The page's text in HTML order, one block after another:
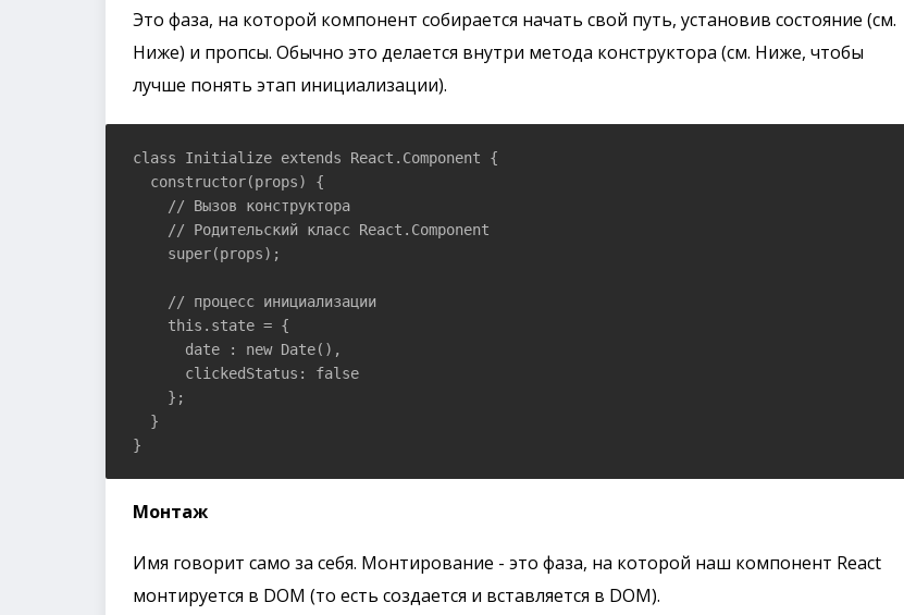
Это фаза, на которой компонент собирается начать свой путь, установив состояние (см.
Ниже) и пропсы. Обычно это делается внутри метода конструктора (см. Ниже, чтобы
лучше понять этап инициализации).
class Initialize extends React.Component {
  constructor(props) {
    // Вызов конструктора
    // Родительский класс React.Component
    super(props);
    // процесс инициализации
    this.state = {
      date : new Date(),
      clickedStatus: false
    };
  }
}
Монтаж
Имя говорит само за себя. Монтирование - это фаза, на которой наш компонент React
монтируется в DOM (то есть создается и вставляется в DOM).